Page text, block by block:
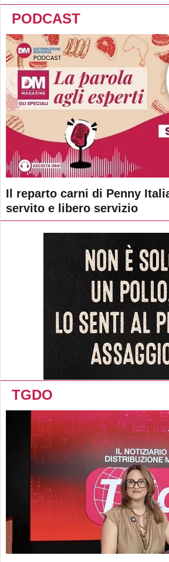
PODCAST
Il reparto carni di Penny
servito e libero servizio
TGDO